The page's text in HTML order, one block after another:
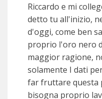
Riccardo e mi
detto tu all'inizio,
d'oggi, come ben
proprio l'oro nero
maggior ragione,
solamente I dati
far fruttare questa
bisogna proprio